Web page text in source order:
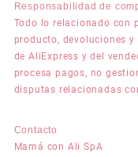
Responsabilidad de
Todo lo relacionado con
producto, devoluciones
de AliExpress y del
procesa pagos, no
disputas relacionadas
Contacto
Mamá con Ali SpA